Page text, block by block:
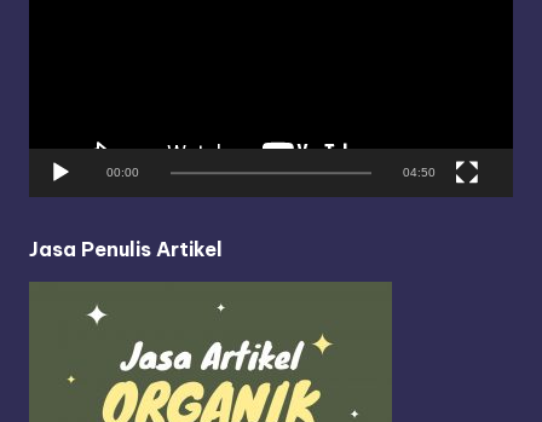
00:00 04:50
Jasa Penulis Artikel